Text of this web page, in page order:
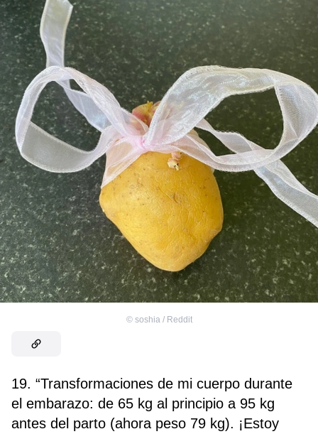
© soshia / Reddit
19. “Transformaciones de mi cuerpo durante
el embarazo: de 65 kg al principio a 95 kg
antes del parto (ahora peso 79 kg). ¡Estoy